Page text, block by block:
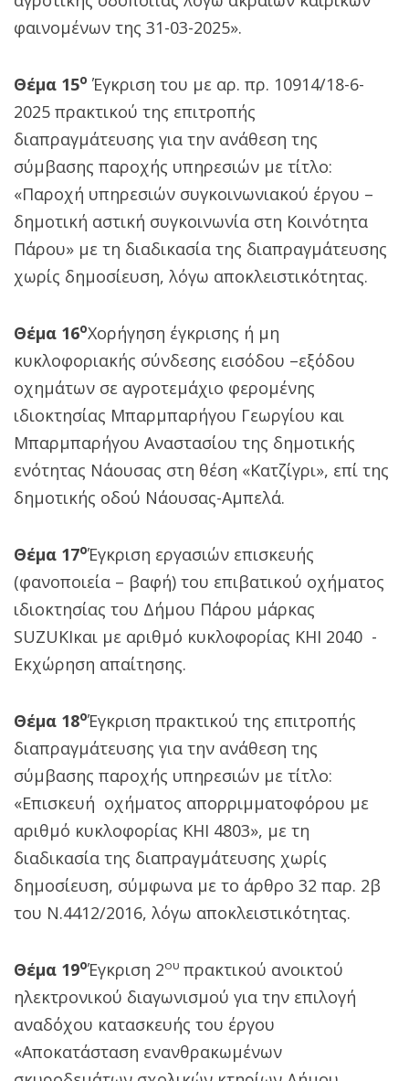
φαινομένων της 31-03-2025».
Θέμα 15ο Έγκριση του με αρ. πρ. 10914/18-6-
2025 πρακτικού της επιτροπής
διαπραγμάτευσης για την ανάθεση της
σύμβασης παροχής υπηρεσιών με τίτλο:
«Παροχή υπηρεσιών συγκοινωνιακού έργου –
δημοτική αστική συγκοινωνία στη Κοινότητα
Πάρου» με τη διαδικασία της διαπραγμάτευσης
χωρίς δημοσίευση, λόγω αποκλειστικότητας.
Θέμα 16οΧορήγηση έγκρισης ή μη
κυκλοφοριακής σύνδεσης εισόδου –εξόδου
οχημάτων σε αγροτεμάχιο φερομένης
ιδιοκτησίας Μπαρμπαρήγου Γεωργίου και
Μπαρμπαρήγου Αναστασίου της δημοτικής
ενότητας Νάουσας στη θέση «Κατζίγρι», επί της
δημοτικής οδού Νάουσας-Αμπελά.
Θέμα 17οΈγκριση εργασιών επισκευής
(φανοποιεία – βαφή) του επιβατικού οχήματος
ιδιοκτησίας του Δήμου Πάρου μάρκας
SUZUKIκαι με αριθμό κυκλοφορίας ΚΗΙ 2040 -
Εκχώρηση απαίτησης.
Θέμα 18οΈγκριση πρακτικού της επιτροπής
διαπραγμάτευσης για την ανάθεση της
σύμβασης παροχής υπηρεσιών με τίτλο:
«Επισκευή οχήματος απορριμματοφόρου με
αριθμό κυκλοφορίας ΚΗΙ 4803», με τη
διαδικασία της διαπραγμάτευσης χωρίς
δημοσίευση, σύμφωνα με το άρθρο 32 παρ. 2β
του Ν.4412/2016, λόγω αποκλειστικότητας.
Θέμα 19οΈγκριση 2ου πρακτικού ανοικτού
ηλεκτρονικού διαγωνισμού για την επιλογή
αναδόχου κατασκευής του έργου
«Αποκατάσταση ενανθρακωμένων